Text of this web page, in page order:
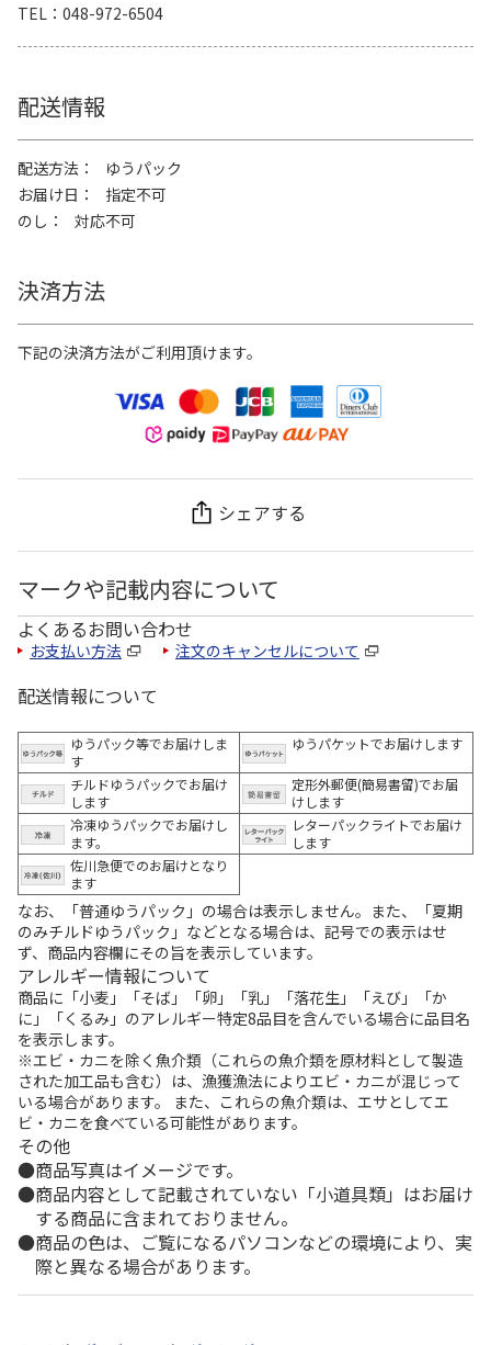
TEL
048-972-6504
配送情報
配送方法
ゆうパック
お届け日
指定不可
のし
対応不可
決済方法
下記の決済方法がご利用頂けます。
シェアする
マークや記載内容について
よくあるお問い合わせ
お支払い方法 注文のキャンセルについて
配送情報について
ゆうパック等でお届けしま
す
ゆうパケットでお届けします
チルドゆうパックでお届け
します
定形外郵便(簡易書留)でお届
けします
冷凍ゆうパックでお届けし
ます。
レターパックライトでお届け
します
佐川急便でのお届けとなり
ます
なお、「普通ゆうパック」の場合は表示しません。また、「夏期
のみチルドゆうパック」などとなる場合は、記号での表示はせ
ず、商品内容欄にその旨を表示しています。
アレルギー情報について
商品に「小麦」「そば」「卵」「乳」「落花生」「えび」「か
に」「くるみ」のアレルギー特定8品目を含んでいる場合に品目名
を表示します。
※エビ・カニを除く魚介類（これらの魚介類を原材料として製造
された加工品も含む）は、漁獲漁法によりエビ・カニが混じって
いる場合があります。 また、これらの魚介類は、エサとしてエ
ビ・カニを食べている可能性があります。
その他
商品写真はイメージです。
商品内容として記載されていない「小道具類」はお届け
する商品に含まれておりません。
商品の色は、ご覧になるパソコンなどの環境により、実
際と異なる場合があります。